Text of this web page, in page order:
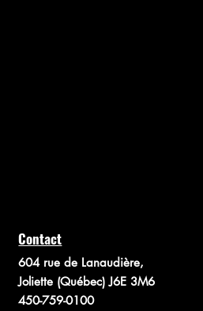
Contact
604 rue de Lanaudière,
Joliette (Québec) J6E 3M6
450-759-0100